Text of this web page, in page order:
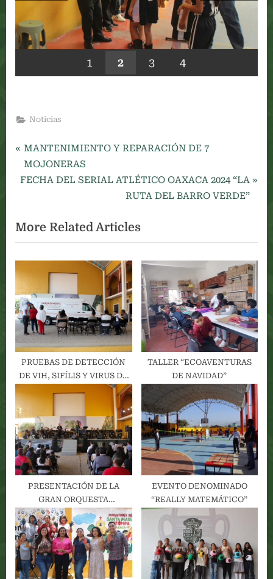
1 2 3 4
Noticias
Navegación
de
P
r
e
o
u
s
P
s
t
:
MANTENIMIENTO Y REPARACIÓN DE 7
MOJONERAS
N
t
P
o
s
t
:
FECHA DEL SERIAL ATLÉTICO OAXACA 2024 “LA
RUTA DEL BARRO VERDE”
More Related Articles
PRUEBAS DE DETECCIÓN
DE VIH, SIFÍLIS Y VIRUS DE
TALLER “ECOAVENTURAS
DE NAVIDAD”
PRESENTACIÓN DE LA
GRAN ORQUESTA
PRIMAVERA DE OAXACA
EVENTO DENOMINADO
“REALLY MATEMÁTICO”